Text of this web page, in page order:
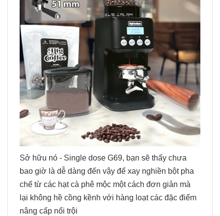
Sở hữu nó - Single dose G69, bạn sẽ thấy chưa
bao giờ là dễ dàng đến vậy để xay nghiền bột pha
chế từ các hạt cà phê mộc một cách đơn giản mà
lại không hề cồng kềnh với hàng loạt các đặc điểm
nâng cấp nổi trội